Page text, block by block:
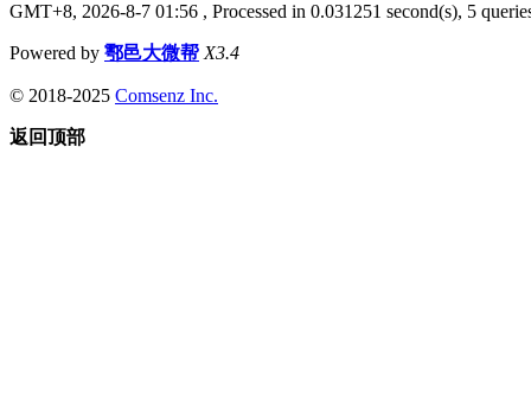
GMT+8, 2026-8-7 01:56 , Processed in 0.031251 second(s), 5
Powered by 鄠邑大微帮 X3.4
© 2018-2025 Comsenz Inc.
返回顶部